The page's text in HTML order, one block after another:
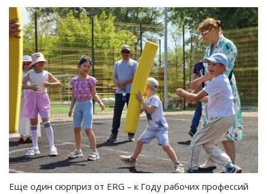
Еще один сюрприз от ERG – к Году рабочих профессий